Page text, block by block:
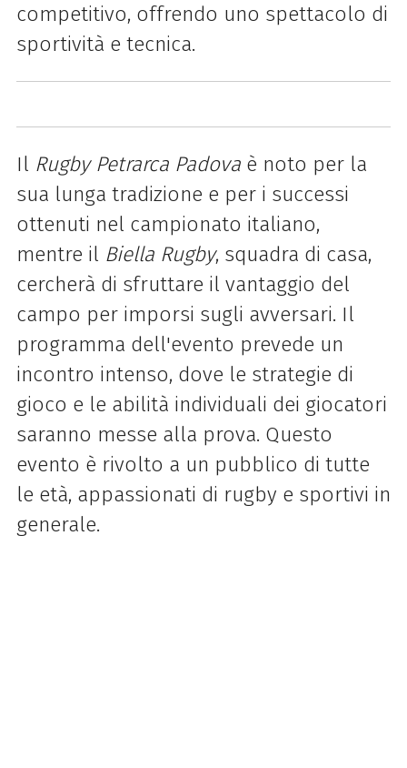
competitivo, offrendo uno spettacolo di
sportività e tecnica.
Il Rugby Petrarca Padovaè noto per la
sua lunga tradizione e per i successi
ottenuti nel campionato italiano,
mentre il Biella Rugby, squadra di casa,
cercherà di sfruttare il vantaggio del
campo per imporsi sugli avversari. Il
programma dell'evento prevede un
incontro intenso, dove le strategie di
gioco e le abilità individuali dei giocatori
saranno messe alla prova. Questo
evento è rivolto a un pubblico di tutte
le età, appassionati di rugby e sportivi in
generale.